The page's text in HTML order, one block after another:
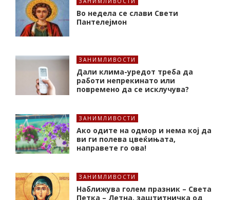
Во недела се слави Свети
Пантелејмон
ЗАНИМЛИВОСТИ
Дали клима-уредот треба да
работи непрекинато или
повремено да се исклучува?
ЗАНИМЛИВОСТИ
Ако одите на одмор и нема кој да
ви ги полева цвеќињата,
направете го ова!
ЗАНИМЛИВОСТИ
Наближува голем празник – Света
Петка – Летна, заштитничка од